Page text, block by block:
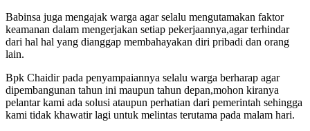
Babinsa juga mengajak warga agar selalu mengutamakan faktor
keamanan dalam mengerjakan setiap pekerjaannya,agar terhindar
dari hal hal yang dianggap membahayakan diri pribadi dan orang
lain.
Bpk Chaidir pada penyampaiannya selalu warga berharap agar
dipembangunan tahun ini maupun tahun depan,mohon kiranya
pelantar kami ada solusi ataupun perhatian dari pemerintah sehingga
kami tidak khawatir lagi untuk melintas terutama pada malam hari.